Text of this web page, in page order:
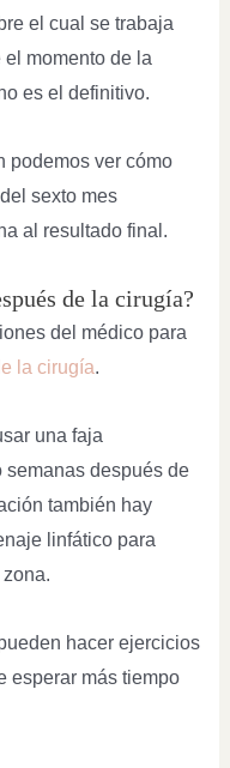
el cual se trabaja
momento de la
es el definitivo.
podemos ver cómo
sexto mes
al resultado final.
de la cirugía?
del médico para
la cirugía.
una faja
semanas después de
también hay
linfático para
hacer ejercicios
esperar más tiempo